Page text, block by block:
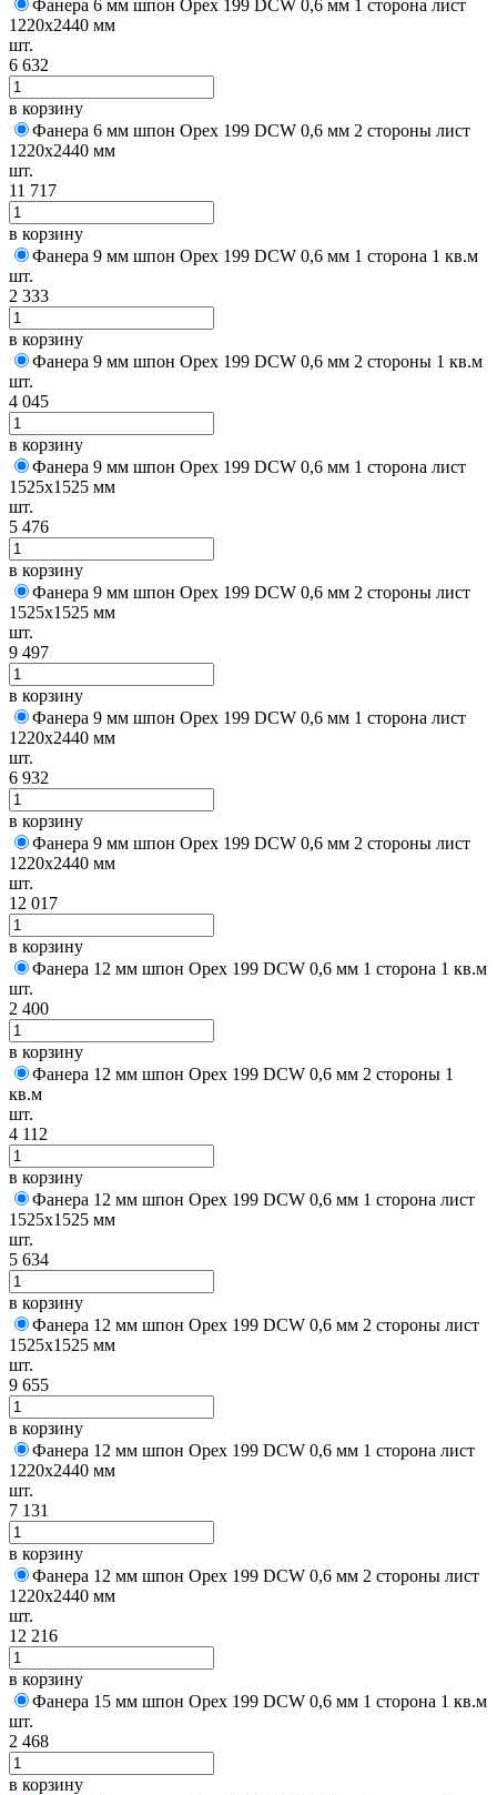
Фанера 6 мм шпон Орех 199 DCW 0,6 мм 1 сторона лист
1220х2440 мм
шт.
6 632
в корзину
Фанера 6 мм шпон Орех 199 DCW 0,6 мм 2 стороны лист
1220х2440 мм
шт.
11 717
в корзину
Фанера 9 мм шпон Орех 199 DCW 0,6 мм 1 сторона 1 кв.м
шт.
2 333
в корзину
Фанера 9 мм шпон Орех 199 DCW 0,6 мм 2 стороны 1 кв.м
шт.
4 045
в корзину
Фанера 9 мм шпон Орех 199 DCW 0,6 мм 1 сторона лист
1525х1525 мм
шт.
5 476
в корзину
Фанера 9 мм шпон Орех 199 DCW 0,6 мм 2 стороны лист
1525х1525 мм
шт.
9 497
в корзину
Фанера 9 мм шпон Орех 199 DCW 0,6 мм 1 сторона лист
1220х2440 мм
шт.
6 932
в корзину
Фанера 9 мм шпон Орех 199 DCW 0,6 мм 2 стороны лист
1220х2440 мм
шт.
12 017
в корзину
Фанера 12 мм шпон Орех 199 DCW 0,6 мм 1 сторона 1 кв.м
шт.
2 400
в корзину
Фанера 12 мм шпон Орех 199 DCW 0,6 мм 2 стороны 1
кв.м
шт.
4 112
в корзину
Фанера 12 мм шпон Орех 199 DCW 0,6 мм 1 сторона лист
1525х1525 мм
шт.
5 634
в корзину
Фанера 12 мм шпон Орех 199 DCW 0,6 мм 2 стороны лист
1525х1525 мм
шт.
9 655
в корзину
Фанера 12 мм шпон Орех 199 DCW 0,6 мм 1 сторона лист
1220х2440 мм
шт.
7 131
в корзину
Фанера 12 мм шпон Орех 199 DCW 0,6 мм 2 стороны лист
1220х2440 мм
шт.
12 216
в корзину
Фанера 15 мм шпон Орех 199 DCW 0,6 мм 1 сторона 1 кв.м
шт.
2 468
в корзину